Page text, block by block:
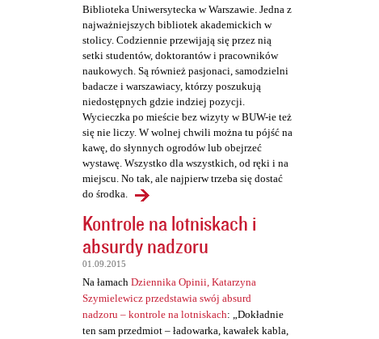
Biblioteka Uniwersytecka w Warszawie. Jedna z
najważniejszych bibliotek akademickich w
stolicy. Codziennie przewijają się przez nią
setki studentów, doktorantów i pracowników
naukowych. Są również pasjonaci, samodzielni
badacze i warszawiacy, którzy poszukują
niedostępnych gdzie indziej pozycji.
Wycieczka po mieście bez wizyty w BUW-ie też
się nie liczy. W wolnej chwili można tu pójść na
kawę, do słynnych ogrodów lub obejrzeć
wystawę. Wszystko dla wszystkich, od ręki i na
miejscu. No tak, ale najpierw trzeba się dostać
do środka.
Kontrole na lotniskach i
absurdy nadzoru
01.09.2015
Na łamach Dziennika Opinii, Katarzyna
Szymielewicz przedstawia swój absurd
nadzoru – kontrole na lotniskach: „Dokładnie
ten sam przedmiot – ładowarka, kawałek kabla,